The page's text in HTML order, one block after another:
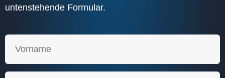
untenstehende Formular.